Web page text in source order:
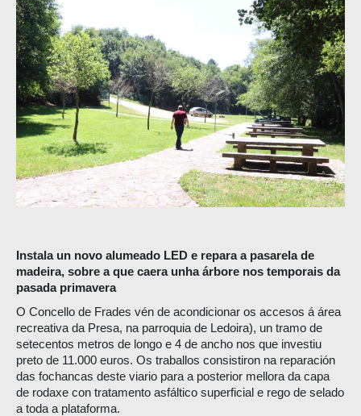
Instala un novo alumeado LED e repara a pasarela de
madeira, sobre a que caera unha árbore nos temporais da
pasada primavera
O Concello de Frades vén de acondicionar os accesos á área
recreativa da Presa, na parroquia de Ledoira), un tramo de
setecentos metros de longo e 4 de ancho nos que investiu
preto de 11.000 euros. Os traballos consistiron na reparación
das fochancas deste viario para a posterior mellora da capa
de rodaxe con tratamento asfáltico superficial e rego de selado
a toda a plataforma.